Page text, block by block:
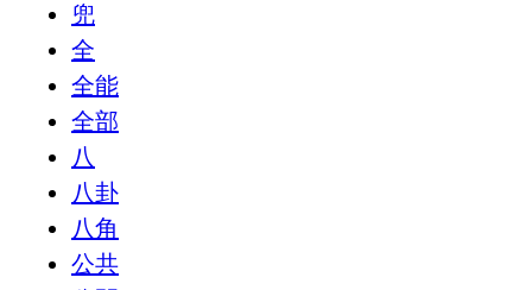
兜
全
全能
全部
八
八卦
八角
公共